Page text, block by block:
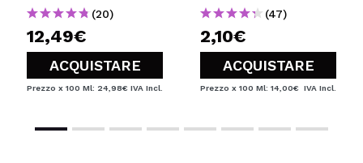
(20)
12,49€
ACQUISTARE
Prezzo x 100 Ml: 24,98€ IVA Incl.
(47)
2,10€
ACQUISTARE
Prezzo x 100 Ml: 14,00€ IVA Incl.